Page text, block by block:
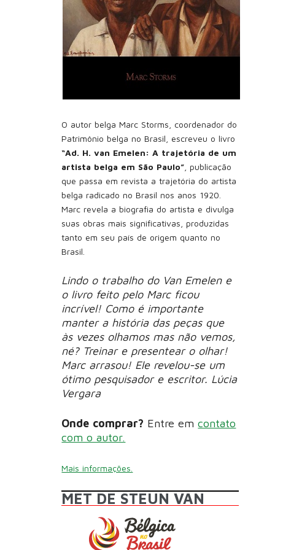
O autor belga Marc Storms, coordenador do
Patrimônio belga no Brasil, escreveu o livro
“Ad. H. van Emelen: A trajetória de um
artista belga em São Paulo” , publicação
que passa em revista a trajetória do artista
belga radicado no Brasil nos anos 1920.
Marc revela a biografia do artista e divulga
suas obras mais significativas, produzidas
tanto em seu país de origem quanto no
Brasil.
Lindo o trabalho do Van Emelen e
o livro feito pelo Marc ficou
incrível! Como é importante
manter a história das peças que
às vezes olhamos mas não vemos,
né? Treinar e presentear o olhar!
Marc arrasou! Ele revelou-se um
ótimo pesquisador e escritor. Lúcia
Vergara
Onde comprar? Entre emcontato
com o autor.
Mais informações.
MET DE STEUN VAN